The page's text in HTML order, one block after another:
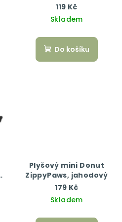
119 Kč
Skladem
Do košíku
Plyšový mini Donut
ZippyPaws, jahodový
179 Kč
Skladem